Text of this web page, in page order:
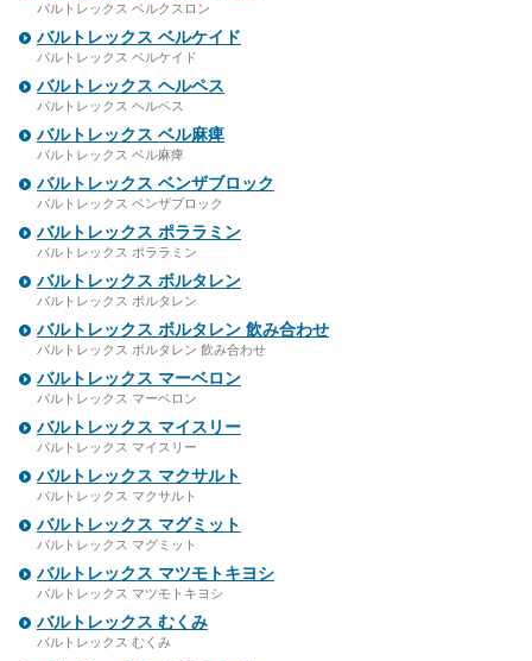
バルトレックス ベルクスロン
バルトレックス ベルケイド
バルトレックス ベルケイド
バルトレックス ヘルペス
バルトレックス ヘルペス
バルトレックス ベル麻痺
バルトレックス ベル麻痺
バルトレックス ベンザブロック
バルトレックス ベンザブロック
バルトレックス ポララミン
バルトレックス ポララミン
バルトレックス ボルタレン
バルトレックス ボルタレン
バルトレックス ボルタレン 飲み合わせ
バルトレックス ボルタレン 飲み合わせ
バルトレックス マーベロン
バルトレックス マーベロン
バルトレックス マイスリー
バルトレックス マイスリー
バルトレックス マクサルト
バルトレックス マクサルト
バルトレックス マグミット
バルトレックス マグミット
バルトレックス マツモトキヨシ
バルトレックス マツモトキヨシ
バルトレックス むくみ
バルトレックス むくみ